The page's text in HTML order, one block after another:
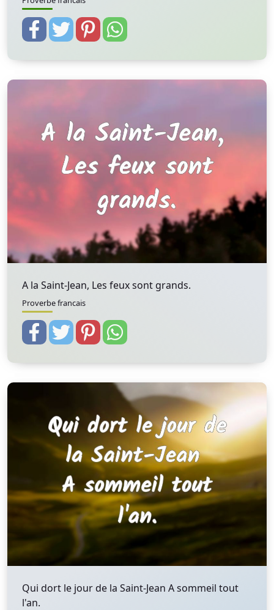
A la Saint-Jean, Les feux sont grands.
Proverbe francais
Qui dort le jour de la Saint-Jean A sommeil tout
l'an.